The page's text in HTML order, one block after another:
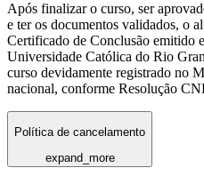
Após finalizar o curso, ser
e ter os documentos validados, o
Certificado de Conclusão emitido
Universidade Católica do Rio
curso devidamente registrado no
nacional, conforme Resolução
Política de cancelamento
expand_more